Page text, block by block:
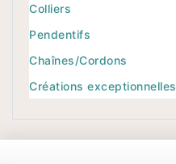
Colliers
Pendentifs
Chaînes/Cordons
Créations exceptionnelles